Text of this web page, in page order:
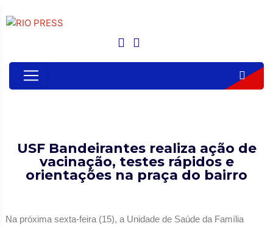
USF Bandeirantes realiza ação de
vacinação, testes rápidos e
orientações na praça do bairro
Na próxima sexta-feira (15), a Unidade de Saúde da Família